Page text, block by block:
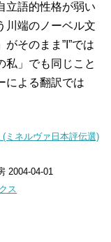
立語的性格が弱い
川端のノーベル文
そのまま”I”では
私」でも同じこと
による翻訳では
ミネルヴァ日本評伝選)
2004-04-01
ス